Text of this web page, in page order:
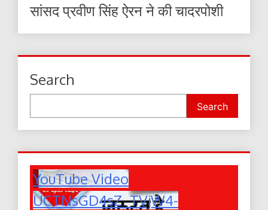
सांसद प्रवीण सिंह ऐरन ने की चादरपोशी
Search
Search
YouTube Video
UCTNsGD4sZ_TVjW4-